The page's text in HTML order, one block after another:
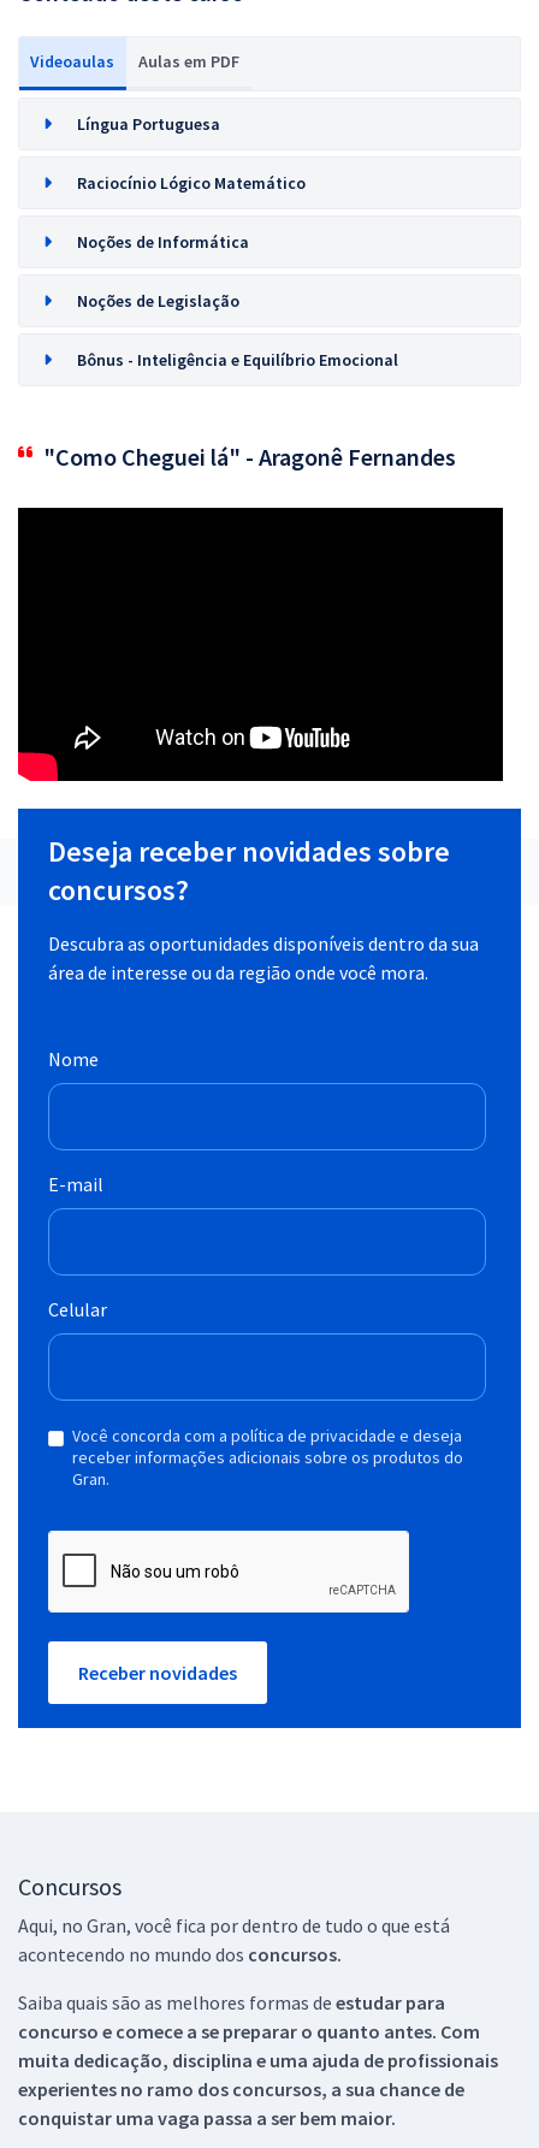
Videoaulas Aulas em PDF
Língua Portuguesa
Raciocínio Lógico Matemático
Noções de Informática
Noções de Legislação
Bônus - Inteligência e Equilíbrio Emocional
"Como Cheguei lá" - Aragonê Fernandes
Deseja receber novidades sobre
concursos?
Descubra as oportunidades disponíveis dentro da sua
área de interesse ou da região onde você mora.
Nome
E-mail
Celular
Você concorda com a política de privacidade e deseja
receber informações adicionais sobre os produtos do
Gran.
Receber novidades
Concursos
Aqui, no Gran, você fica por dentro de tudo o que está
acontecendo no mundo dos concursos.
Saiba quais são as melhores formas de estudar para
concurso e comece a se preparar o quanto antes. Com
muita dedicação, disciplina e uma ajuda de profissionais
experientes no ramo dos concursos, a sua chance de
conquistar uma vaga passa a ser bem maior.